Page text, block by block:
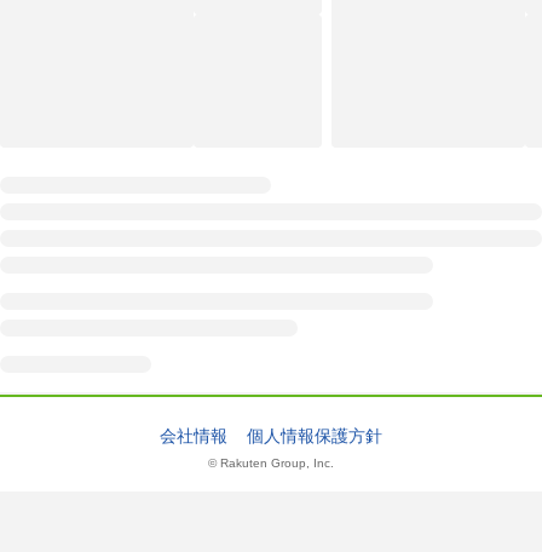
会社情報 個人情報保護方針
© Rakuten Group, Inc.